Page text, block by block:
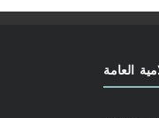
العامة